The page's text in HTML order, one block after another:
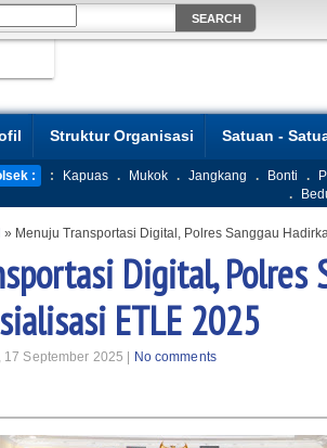
Struktur Organisasi Satuan -
: : Kapuas . Mukok . Jangkang . Bonti .
.
» Menuju Transportasi Digital, Polres Sanggau
Digital, Polres
ETLE 2025
September 2025 | No comments